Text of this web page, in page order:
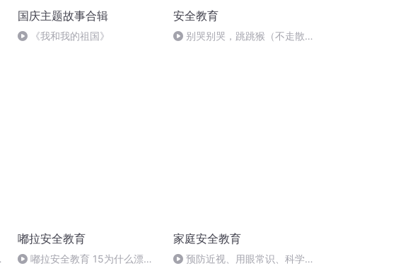
国庆主题故事合辑
《我和我的祖国》
安全教育
别哭别哭，跳跳猴（不走散不
嘟拉安全教育
嘟拉安全教育 15为什么漂亮
家庭安全教育
预防近视、用眼常识、科学护